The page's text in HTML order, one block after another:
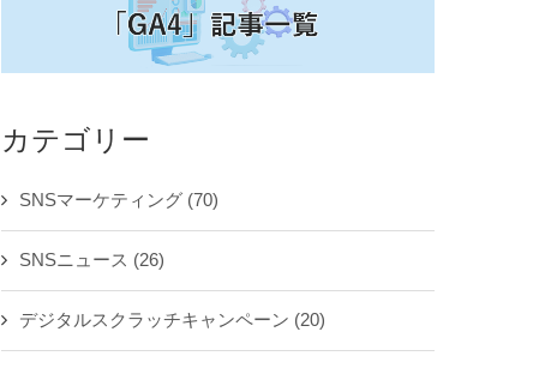
カテゴリー
SNSマーケティング (70)
SNSニュース (26)
デジタルスクラッチキャンペーン (20)